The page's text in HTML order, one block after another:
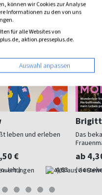
leben und erleben
€
Jahr) 4,63
Das
ab
können wir Cookies zur Analyse
Informationen zu den von uns
für alle Websites von
aktion.presseplus.de.
Auswahl anpassen